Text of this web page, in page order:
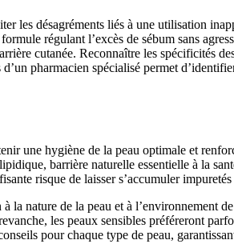
les désagréments liés à une utilisation
régulant l’excès de sébum sans
cutanée. Reconnaître les spécificités
pharmacien spécialisé permet
une hygiène de la peau optimale et
barrière naturelle essentielle à la
risque de laisser s’accumuler
nature de la peau et à l’environnement
les peaux sensibles préféreront
pour chaque type de peau,